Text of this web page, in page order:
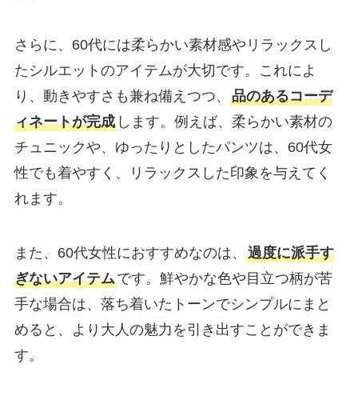
さらに、60代には柔らかい素材感やリラックスし
たシルエットのアイテムが大切です。これによ
り、動きやすさも兼ね備えつつ、 品のあるコーデ
ィネートが完成します。例えば、柔らかい素材の
チュニックや、ゆったりとしたパンツは、60代女
性でも着やすく、リラックスした印象を与えてく
れます。
また、60代女性におすすめなのは、 過度に派手す
ぎないアイテムです。鮮やかな色や目立つ柄が苦
手な場合は、落ち着いたトーンでシンプルにまと
めると、より大人の魅力を引き出すことができま
す。